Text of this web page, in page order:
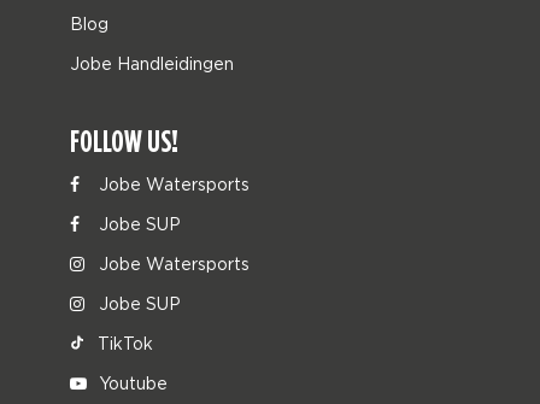
Blog
Jobe Handleidingen
FOLLOW US!
Jobe Watersports
Jobe SUP
Jobe Watersports
Jobe SUP
TikTok
Youtube